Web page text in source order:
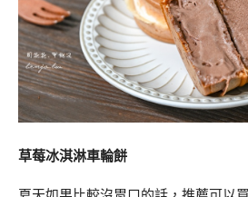
草莓冰淇淋車輪餅